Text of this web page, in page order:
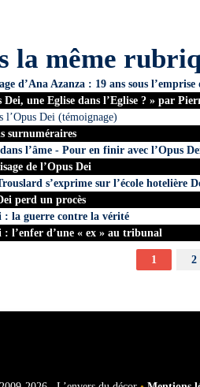
la même
d’Ana Azanza : 19 ans sous
Dei, une Eglise dans l’Eglise ? » par
l’Opus Dei (témoignage)
surnuméraires
l’âme - Pour en finir avec l’Opus
de l’Opus Dei
s’exprime sur l’école hotelière
perd un procès
: la guerre contre la vérité
: l’enfer d’une « ex » au tribunal
1 2